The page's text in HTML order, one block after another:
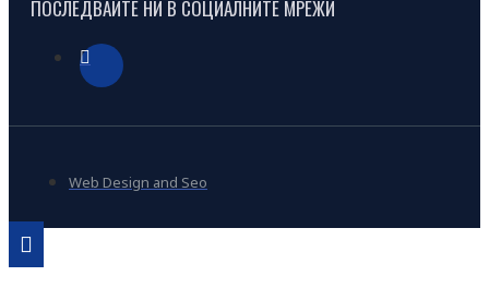
ПОСЛЕДВАЙТЕ НИ В СОЦИАЛНИТЕ МРЕЖИ
Web Design and Seo